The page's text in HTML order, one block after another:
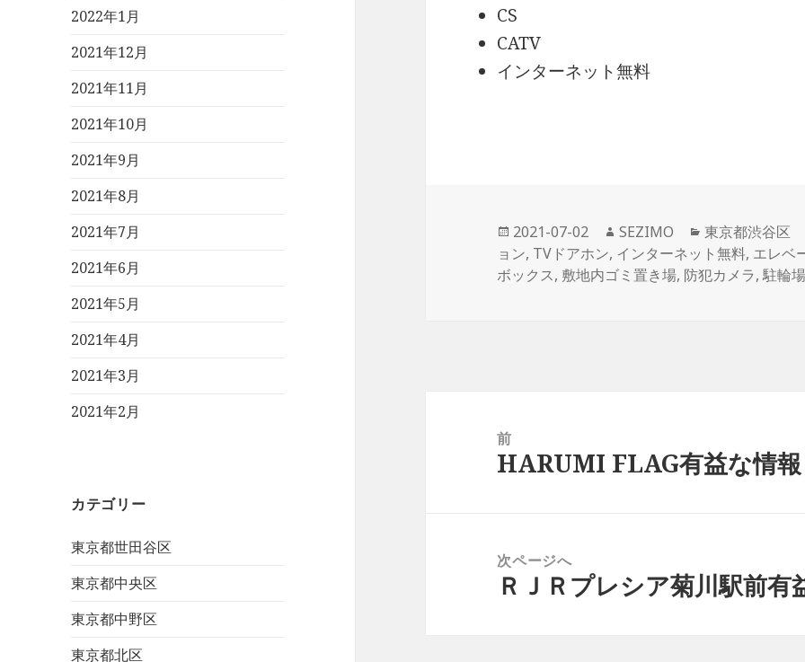
2022年1月
2021年12月
2021年11月
2021年10月
2021年9月
2021年8月
2021年7月
2021年6月
2021年5月
2021年4月
2021年3月
2021年2月
カテゴリー
東京都世田谷区
東京都中央区
東京都中野区
東京都北区
CS
CATV
インターネット無料
投
稿
日:
2021-07-02
作
成
者
SEZIMO
カ
テ
ゴ
東京都渋谷区
ョン, TVドアホン, インターネット無料, エレベ
ボックス, 敷地内ゴミ置き場, 防犯カメラ,駐輪
前
前
HARUMI FLAG有益な情報
次ページへ
次
ＲＪＲプレシア菊川駅前有